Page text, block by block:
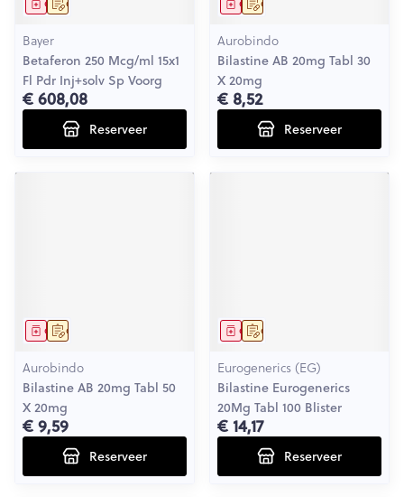
Op voorschrift
Geneesmiddel
Bayer
Betaferon 250 Mcg/ml 15x1
Fl Pdr Inj+solv Sp Voorg
€ 608,08
Reserveer
Op voorschrift
Geneesmiddel
Aurobindo
Bilastine AB 20mg Tabl 30
X 20mg
€ 8,52
Reserveer
Op voorschrift
Geneesmiddel
Aurobindo
Bilastine AB 20mg Tabl 50
X 20mg
€ 9,59
Reserveer
Op voorschrift
Geneesmiddel
Eurogenerics (EG)
Bilastine Eurogenerics
20Mg Tabl 100 Blister
€ 14,17
Reserveer